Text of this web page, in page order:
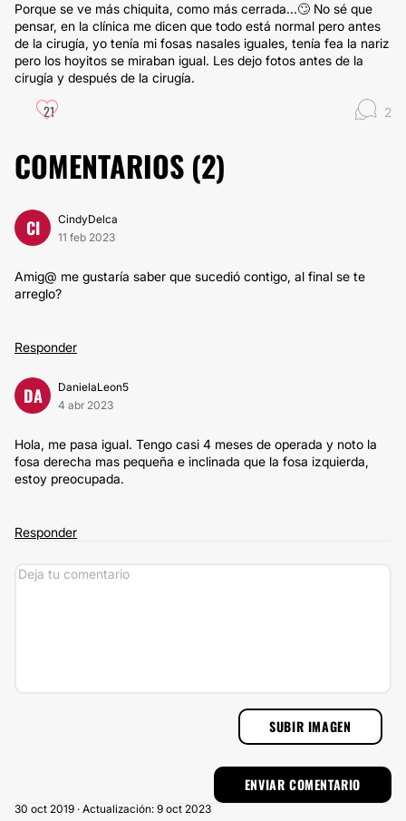
Porque se ve más chiquita, como más cerrada...🙄 No sé que
pensar, en la clínica me dicen que todo está normal pero antes
de la cirugía, yo tenía mi fosas nasales iguales, tenía fea la nariz
pero los hoyitos se miraban igual. Les dejo fotos antes de la
cirugía y después de la cirugía.
21 2
COMENTARIOS (2)
CI
CindyDelca
11 feb 2023
Amig@ me gustaría saber que sucedió contigo, al final se te
arreglo?
Responder
DA
DanielaLeon5
4 abr 2023
Hola, me pasa igual. Tengo casi 4 meses de operada y noto la
fosa derecha mas pequeña e inclinada que la fosa izquierda,
estoy preocupada.
Responder
SUBIR IMAGEN
30 oct 2019 · Actualización: 9 oct 2023